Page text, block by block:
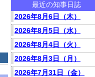
最近の知事日誌
2026年8月6日（木）
2026年8月5日（水）
2026年8月4日（火）
2026年8月3日（月）
2026年7月31日（金）